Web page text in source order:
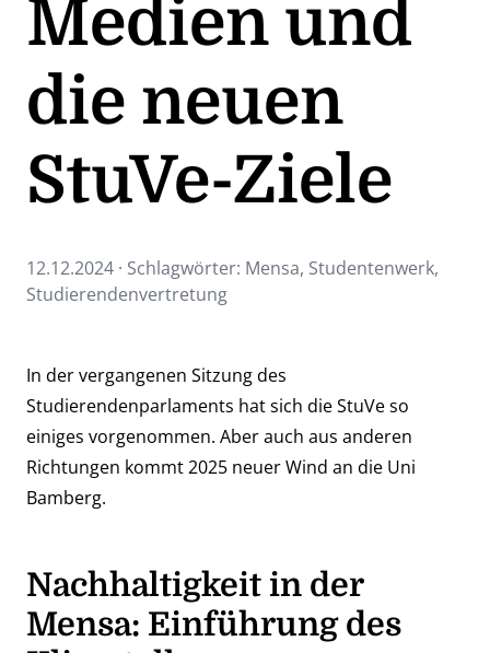
Medien und
die neuen
StuVe-Ziele
12.12.2024 · Schlagwörter: Mensa, Studentenwerk,
Studierendenvertretung
In der vergangenen Sitzung des
Studierendenparlaments hat sich die StuVe so
einiges vorgenommen. Aber auch aus anderen
Richtungen kommt 2025 neuer Wind an die Uni
Bamberg.
Nachhaltigkeit in der
Mensa: Einführung des